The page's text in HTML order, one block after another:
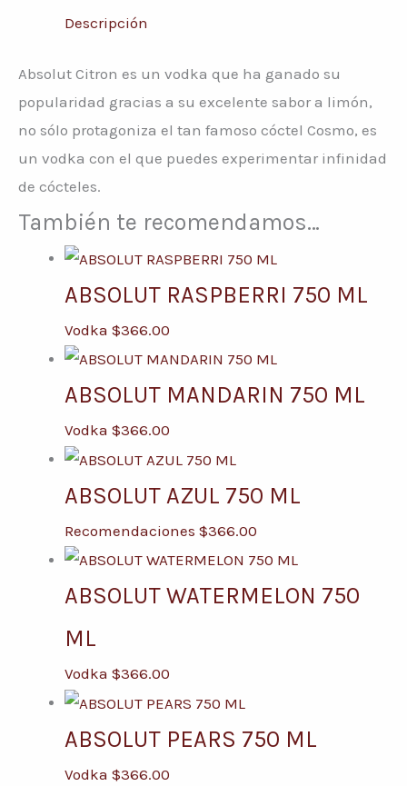
Descripción
Absolut Citron es un vodka que ha ganado su
popularidad gracias a su excelente sabor a limón,
no sólo protagoniza el tan famoso cóctel Cosmo, es
un vodka con el que puedes experimentar infinidad
de cócteles.
También te recomendamos…
ABSOLUT RASPBERRI 750 ML
Vodka $366.00
ABSOLUT MANDARIN 750 ML
Vodka $366.00
ABSOLUT AZUL 750 ML
Recomendaciones $366.00
ABSOLUT WATERMELON 750
ML
Vodka $366.00
ABSOLUT PEARS 750 ML
Vodka $366.00